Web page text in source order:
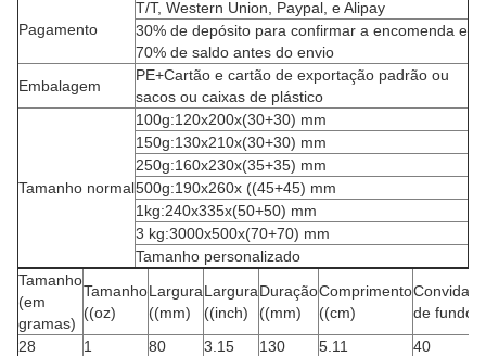
Pagamento
T/T, Western Union, Paypal, e Alipay
30% de depósito para confirmar a encomenda e
70% de saldo antes do envio
Embalagem
PE+Cartão e cartão de exportação padrão ou
sacos ou caixas de plástico
Tamanho normal
100g:120x200x(30+30) mm
150g:130x210x(30+30) mm
250g:160x230x(35+35) mm
500g:190x260x ((45+45) mm
1kg:240x335x(50+50) mm
3 kg:3000x500x(70+70) mm
Tamanho personalizado
Tamanho
(em
gramas)
Tamanho
((oz)
Largura
((mm)
Largura
((inch)
Duração
((mm)
Comprimento
((cm)
Convidado
de fundo
28
1 80 3.15 130 5.11
40